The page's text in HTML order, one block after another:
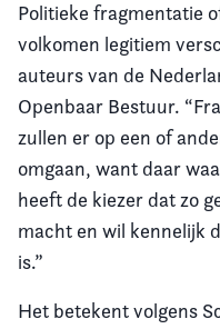
Politieke fragmentatie
volkomen legitiem
auteurs van de
Openbaar Bestuur.
zullen er op een of
omgaan, want daar
heeft de kiezer dat zo
macht en wil kennelijk
is.”
Het betekent volgens